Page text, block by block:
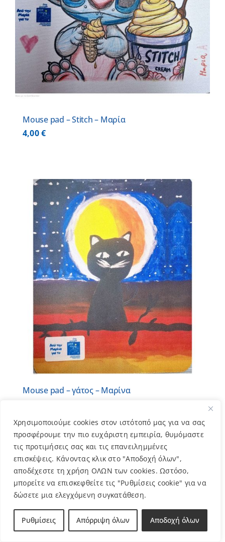
Χρησιμοποιούμε cookies στον ιστότοπό μας για να σας
προσφέρουμε την πιο ευχάριστη εμπειρία, θυμόμαστε
τις προτιμήσεις σας και τις επανειλημμένες
επισκέψεις. Κάνοντας κλικ στο "Αποδοχή όλων",
αποδέχεστε τη χρήση ΟΛΩΝ των cookies. Ωστόσο,
μπορείτε να επισκεφθείτε τις "Ρυθμίσεις cookie" για να
δώσετε μια ελεγχόμενη συγκατάθεση.
Ρυθμίσεις Απόρριψη όλων Αποδοχή όλων
Mouse pad – Stitch – Μαρία
4,00€
Mouse pad – γάτος – Μαρίνα
Out of stock